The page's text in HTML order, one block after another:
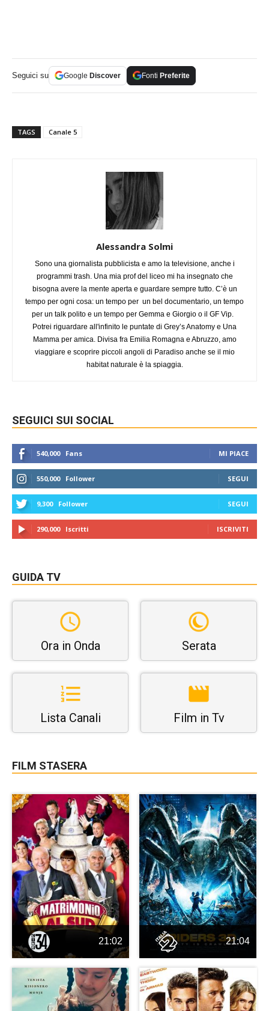
Seguici su Google Discover Fonti Preferite
TAGS Canale 5
Alessandra Solmi
Sono una giornalista pubblicista e amo la televisione, anche i
programmi trash. Una mia prof del liceo mi ha insegnato che
bisogna avere la mente aperta e guardare sempre tutto. C’è un
tempo per ogni cosa: un tempo per un bel documentario, un tempo
per un talk polito e un tempo per Gemma e Giorgio o il GF Vip.
Potrei riguardare all'infinito le puntate di Grey’s Anatomy e Una
Mamma per amica. Divisa fra Emilia Romagna e Abruzzo, amo
viaggiare e scoprire piccoli angoli di Paradiso anche se il mio
habitat naturale è la spiaggia.
SEGUICI SUI SOCIAL
540,000 Fans MI PIACE
550,000 Follower SEGUI
9,300 Follower SEGUI
290,000 Iscritti ISCRIVITI
GUIDA TV
Ora in Onda Serata
Lista Canali Film in Tv
FILM STASERA
21:02 21:04